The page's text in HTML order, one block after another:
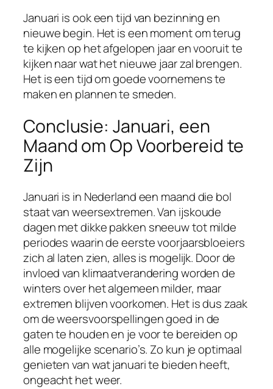
Januari is ook een tijd van bezinning en
nieuwe begin. Het is een moment om terug
te kijken op het afgelopen jaar en vooruit te
kijken naar wat het nieuwe jaar zal brengen.
Het is een tijd om goede voornemens te
maken en plannen te smeden.
Conclusie: Januari, een
Maand om Op Voorbereid te
Zijn
Januari is in Nederland een maand die bol
staat van weersextremen. Van ijskoude
dagen met dikke pakken sneeuw tot milde
periodes waarin de eerste voorjaarsbloeiers
zich al laten zien, alles is mogelijk. Door de
invloed van klimaatverandering worden de
winters over het algemeen milder, maar
extremen blijven voorkomen. Het is dus zaak
om de weersvoorspellingen goed in de
gaten te houden en je voor te bereiden op
alle mogelijke scenario’s. Zo kun je optimaal
genieten van wat januari te bieden heeft,
ongeacht het weer.